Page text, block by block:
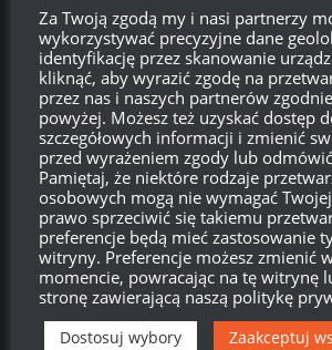
226 czy 232. Jeżeli dzisiaj wchodzi coś z
to tylko o mocno unikalnych cechach, jak
Borussaquqauetfutfu czy jak mu tam.
O nie, czołg zdecydowanie nie będzie
najbardziej grywalny. Ale póki co – żadna z
szczególnego. Kadłub z T44, działo z
zasadzie wszystko co można o nim
Przydałoby mu się coś wyróżniającego.
powiedzieć „Kadłub z T44, działo z
wszystko”
Kto wie, może jeszcze zdecydują się
polskiej średniej dziesiątki na tiery IX i
porównywać go już by nie miało sensu
Za Twoją zgodą my i nasi partnerzy
wykorzystywać precyzyjne dane
identyfikację przez skanowanie
kliknąć, aby wyrazić zgodę na
przez nas i naszych partnerów
powyżej. Możesz też uzyskać dostęp
szczegółowych informacji i zmienić
przed wyrażeniem zgody lub
Pamiętaj, że niektóre rodzaje
osobowych mogą nie wymagać
prawo sprzeciwić się takiemu
preferencje będą mieć zastosowanie
witryny. Preferencje możesz zmienić
momencie, powracając na tę witrynę
stronę zawierającą naszą politykę
Dostosuj wybory Zaakceptuj